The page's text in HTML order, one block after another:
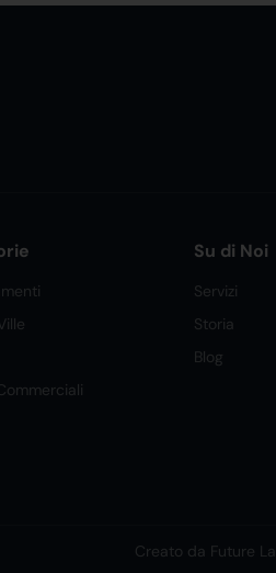
Su di Noi
Servizi
Storia
Blog
Creato da Future